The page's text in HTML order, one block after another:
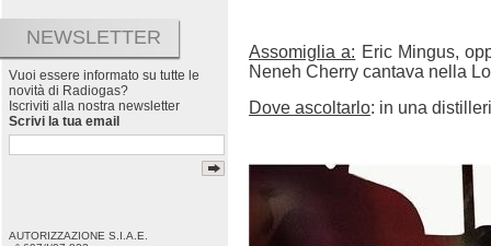
NEWSLETTER
Vuoi essere informato su tutte le
novità di Radiogas?
Iscriviti alla nostra newsletter
Scrivi la tua email
AUTORIZZAZIONE S.I.A.E.
Assomiglia a: Eric Mingus,
Neneh Cherry cantava nella
Dove ascoltarlo: in una